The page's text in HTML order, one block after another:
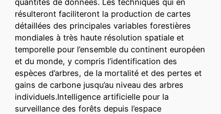
résulteront faciliteront la production de cartes
détaillées des principales variables forestières
mondiales à très haute résolution spatiale et
temporelle pour l’ensemble du continent européen
et du monde, y compris l’identification des
espèces d’arbres, de la mortalité et des pertes et
gains de carbone jusqu’au niveau des arbres
individuels.Intelligence artificielle pour la
surveillance des forêts depuis l’espace